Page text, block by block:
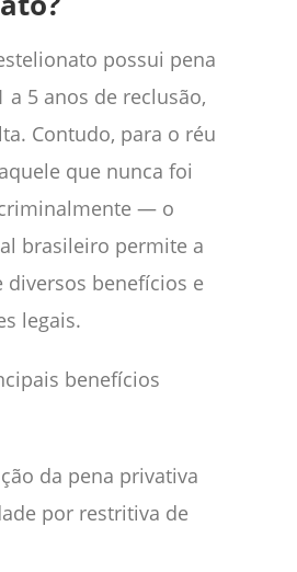
possui pena
a 5 anos de reclusão,
Contudo, para o réu
que nunca foi
— o
brasileiro permite a
diversos benefícios e
legais.
benefícios
da pena privativa
por restritiva de